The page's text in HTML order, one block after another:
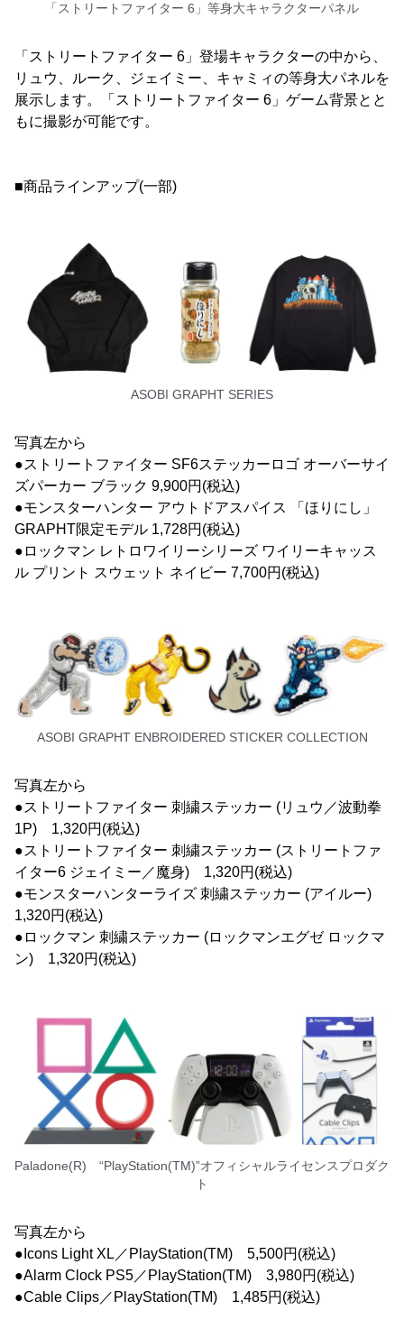
「ストリートファイター 6」等身大キャラクターパネル
「ストリートファイター 6」登場キャラクターの中から、
リュウ、ルーク、ジェイミー、キャミィの等身大パネルを
展示します。「ストリートファイター 6」ゲーム背景とと
もに撮影が可能です。
■商品ラインアップ(一部)
ASOBI GRAPHT SERIES
写真左から
●ストリートファイター SF6ステッカーロゴ オーバーサイ
ズパーカー ブラック 9,900円(税込)
●モンスターハンター アウトドアスパイス 「ほりにし」
GRAPHT限定モデル 1,728円(税込)
●ロックマン レトロワイリーシリーズ ワイリーキャッス
ル プリント スウェット ネイビー 7,700円(税込)
ASOBI GRAPHT ENBROIDERED STICKER COLLECTION
写真左から
●ストリートファイター 刺繍ステッカー (リュウ／波動拳
1P) 1,320円(税込)
●ストリートファイター 刺繍ステッカー (ストリートファ
イター6 ジェイミー／魔身) 1,320円(税込)
●モンスターハンターライズ 刺繍ステッカー (アイルー)
1,320円(税込)
●ロックマン 刺繍ステッカー (ロックマンエグゼ ロックマ
ン) 1,320円(税込)
Paladone(R) “PlayStation(TM)”オフィシャルライセンスプロダク
ト
写真左から
●Icons Light XL／PlayStation(TM) 5,500円(税込)
●Alarm Clock PS5／PlayStation(TM) 3,980円(税込)
●Cable Clips／PlayStation(TM) 1,485円(税込)